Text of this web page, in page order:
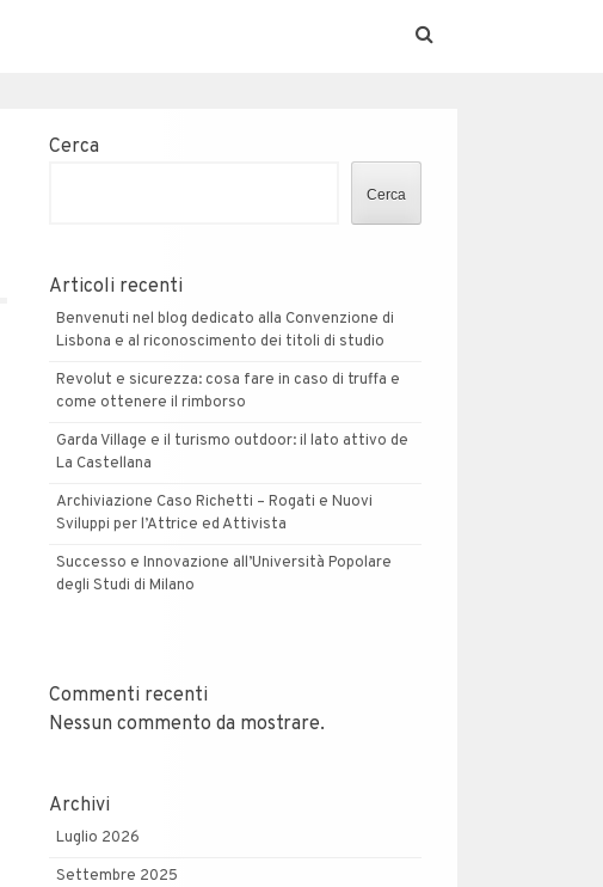
Cerca
Cerca
Articoli recenti
Benvenuti nel blog dedicato alla Convenzione di
Lisbona e al riconoscimento dei titoli di studio
Revolut e sicurezza: cosa fare in caso di truffa e
come ottenere il rimborso
Garda Village e il turismo outdoor: il lato attivo de
La Castellana
Archiviazione Caso Richetti – Rogati e Nuovi
Sviluppi per l’Attrice ed Attivista
Successo e Innovazione all’Università Popolare
degli Studi di Milano
Commenti recenti
Nessun commento da mostrare.
Archivi
Luglio 2026
Settembre 2025